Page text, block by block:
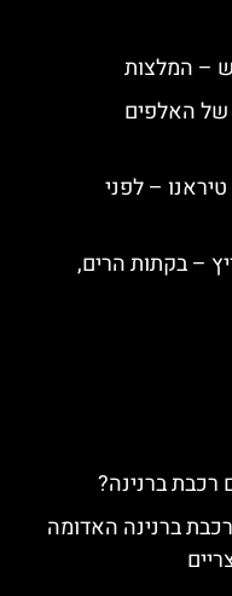
– המלצות
של האלפים
– לפני
– בקתות הרים,
רכבת ברנינה?
ברנינה האדומה